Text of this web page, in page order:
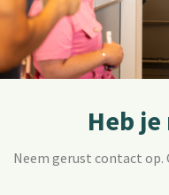
Heb
Neem gerust contact op.